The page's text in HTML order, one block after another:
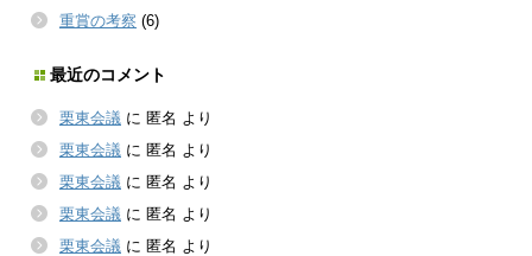
重賞の考察 (6)
最近のコメント
栗東会議 に 匿名 より
栗東会議 に 匿名 より
栗東会議 に 匿名 より
栗東会議 に 匿名 より
栗東会議 に 匿名 より